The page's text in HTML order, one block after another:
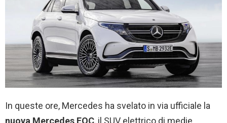
In queste ore, Mercedes ha svelato in via ufficiale la
nuova Mercedes EQC, il SUV elettrico di medie